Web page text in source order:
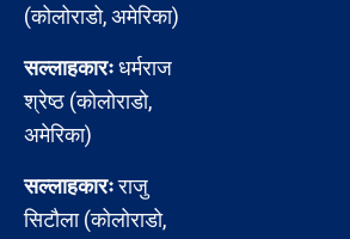
(कोलोराडो, अमेरिका)
सल्लाहकारःधर्मराज
श्रेष्ठ (कोलोराडो,
अमेरिका)
सल्लाहकारःराजु
सिटौला (कोलोराडो,